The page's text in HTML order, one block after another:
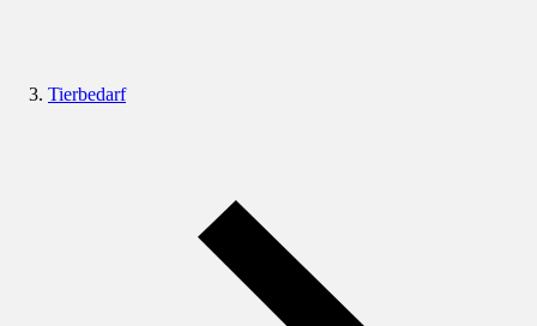
Tierbedarf